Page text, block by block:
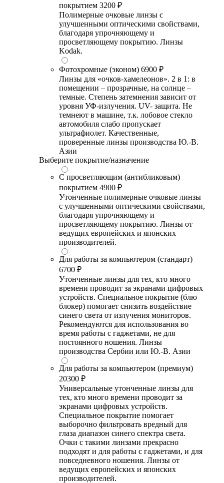
покрытием 3200 ₽
Полимерные очковые линзы с
улучшенными оптическими свойствами,
благодаря упрочняющему и
просветляющему покрытию. Линзы
Kodak.
Фотохромные (эконом) 6900 ₽
Линзы для «очков-хамелеонов». 2 в 1: в
помещении – прозрачные, на солнце –
темные. Степень затемнения зависит от
уровня УФ-излучения. UV- защита. Не
темнеют в машине, т.к. лобовое стекло
автомобиля слабо пропускает
ультрафиолет. Качественные,
проверенные линзы производства Ю.-В.
Азии
Выберите покрытие/назначение
С просветляющим (антибликовым)
покрытием 4900 ₽
Утонченные полимерные очковые линзы
с улучшенными оптическими свойствами,
благодаря упрочняющему и
просветляющему покрытию. Линзы от
ведущих европейских и японских
производителей.
Для работы за компьютером (стандарт)
6700 ₽
Утонченные линзы для тех, кто много
времени проводит за экранами цифровых
устройств. Специальное покрытие (блю
блокер) помогает снизить воздействие
синего света от излучения мониторов.
Рекомендуются для использования во
время работы с гаджетами, не для
постоянного ношения. Линзы
производства Сербии или Ю.-В. Азии
Для работы за компьютером (премиум)
20300 ₽
Универсальные утонченные линзы для
тех, кто много времени проводит за
экранами цифровых устройств.
Специальное покрытие помогает
выборочно фильтровать вредный для
глаза диапазон синего спектра света.
Очки с такими линзами прекрасно
подходят и для работы с гаджетами, и для
повседневного ношения. Линзы от
ведущих европейских и японских
производителей.